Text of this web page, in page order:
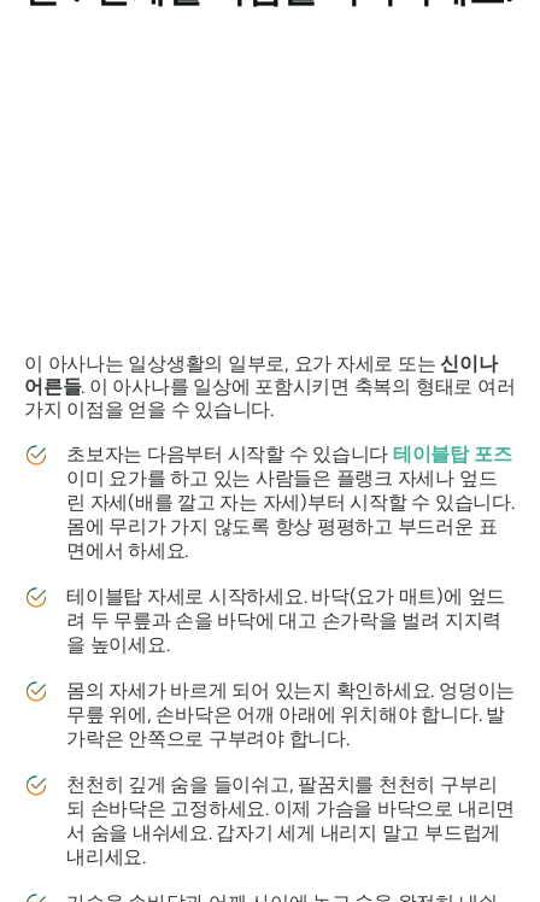
이 아사나는 일상생활의 일부로, 요가 자세로 또는신이나
어른들. 이 아사나를 일상에 포함시키면 축복의 형태로 여러
가지 이점을 얻을 수 있습니다.
초보자는 다음부터 시작할 수 있습니다 테이블탑 포즈
이미 요가를 하고 있는 사람들은 플랭크 자세나 엎드
린 자세(배를 깔고 자는 자세)부터 시작할 수 있습니다.
몸에 무리가 가지 않도록 항상 평평하고 부드러운 표
면에서 하세요.
테이블탑 자세로 시작하세요. 바닥(요가 매트)에 엎드
려 두 무릎과 손을 바닥에 대고 손가락을 벌려 지지력
을 높이세요.
몸의 자세가 바르게 되어 있는지 확인하세요. 엉덩이는
무릎 위에, 손바닥은 어깨 아래에 위치해야 합니다. 발
가락은 안쪽으로 구부려야 합니다.
천천히 깊게 숨을 들이쉬고, 팔꿈치를 천천히 구부리
되 손바닥은 고정하세요. 이제 가슴을 바닥으로 내리면
서 숨을 내쉬세요. 갑자기 세게 내리지 말고 부드럽게
내리세요.